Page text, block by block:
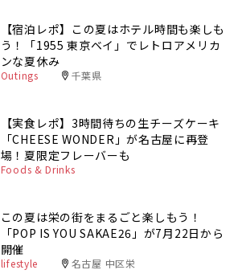
【宿泊レポ】この夏はホテル時間も楽しも
う！「1955 東京ベイ」でレトロアメリカ
ンな夏休み
Outings 千葉県
【実食レポ】3時間待ちの生チーズケーキ
「CHEESE WONDER」が名古屋に再登
場！夏限定フレーバーも
Foods & Drinks
この夏は栄の街をまるごと楽しもう！
「POP IS YOU SAKAE26」が7月22日から
開催
lifestyle 名古屋 中区栄